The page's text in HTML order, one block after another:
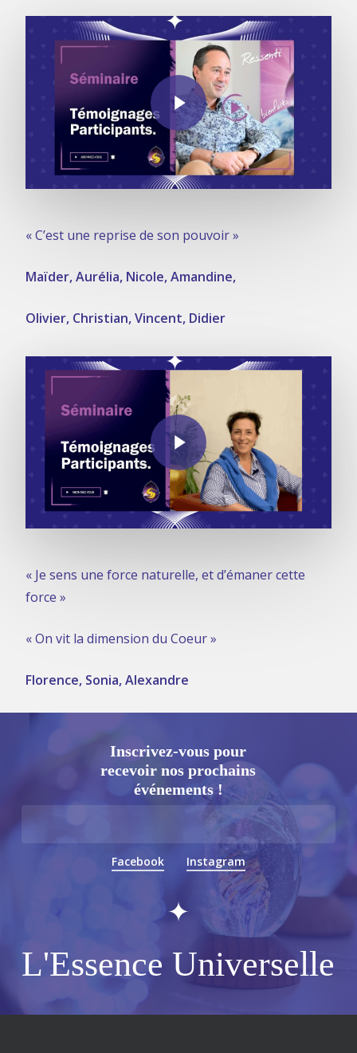
Play Video
« C’est une reprise de son pouvoir »
Maïder, Aurélia, Nicole, Amandine,
Olivier, Christian, Vincent, Didier
Play Video
« Je sens une force naturelle, et d’émaner cette
force »
« On vit la dimension du Coeur »
Florence, Sonia, Alexandre
Inscrivez-vous pour
recevoir nos prochains
événements !
Facebook Instagram
L'Essence Universelle